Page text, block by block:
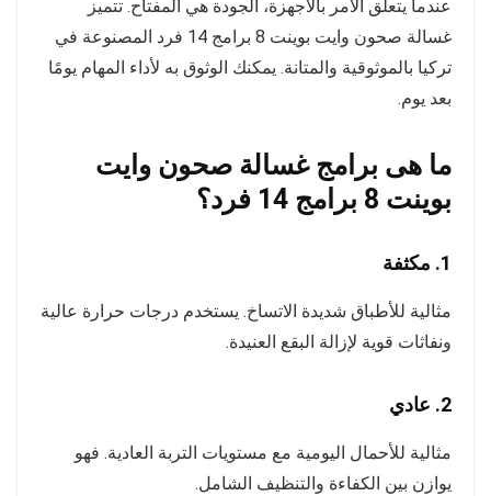
عندما يتعلق الأمر بالأجهزة، الجودة هي المفتاح. تتميز
غسالة صحون وايت بوينت 8 برامج 14 فرد المصنوعة في
تركيا بالموثوقية والمتانة. يمكنك الوثوق به لأداء المهام يومًا
بعد يوم.
ما هى برامج غسالة صحون وايت
بوينت 8 برامج 14 فرد؟
1. مكثفة
مثالية للأطباق شديدة الاتساخ. يستخدم درجات حرارة عالية
ونفاثات قوية لإزالة البقع العنيدة.
2. عادي
مثالية للأحمال اليومية مع مستويات التربة العادية. فهو
يوازن بين الكفاءة والتنظيف الشامل.